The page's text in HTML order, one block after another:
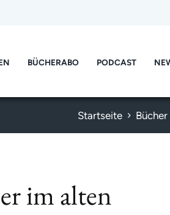
BÜCHERABO PODCAST
Startseite Bücher
im alten